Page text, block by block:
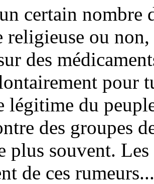
certain nombre
religieuse ou
des
pour
légitime du
des groupes
plus souvent. Les
de ces rumeurs...